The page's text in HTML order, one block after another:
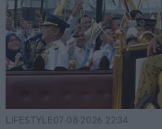
LIFESTYLE07·08·2026 22:34